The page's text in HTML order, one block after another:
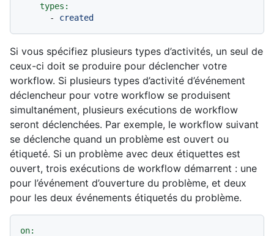
types:
-
created
Si vous spécifiez plusieurs types d’activités, un seul de
ceux-ci doit se produire pour déclencher votre
workflow. Si plusieurs types d’activité d’événement
déclencheur pour votre workflow se produisent
simultanément, plusieurs exécutions de workflow
seront déclenchées. Par exemple, le workflow suivant
se déclenche quand un problème est ouvert ou
étiqueté. Si un problème avec deux étiquettes est
ouvert, trois exécutions de workflow démarrent : une
pour l’événement d’ouverture du problème, et deux
pour les deux événements étiquetés du problème.
on: